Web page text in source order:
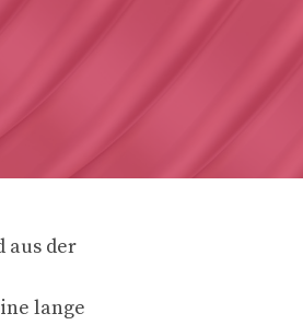
aus der
lange